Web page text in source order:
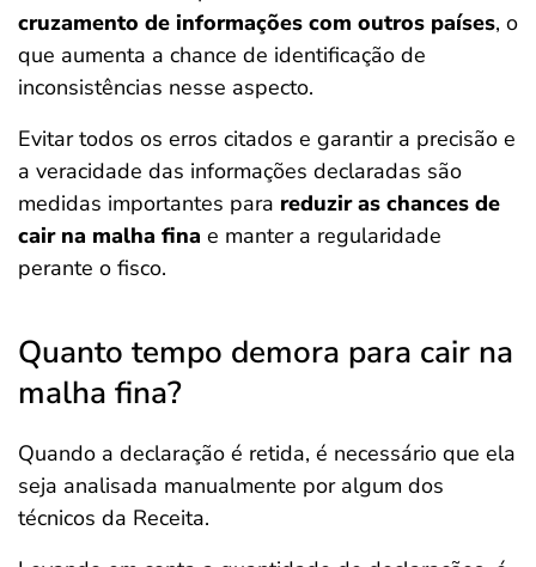
cruzamento de informações com outros países, o
que aumenta a chance de identificação de
inconsistências nesse aspecto.
Evitar todos os erros citados e garantir a precisão e
a veracidade das informações declaradas são
medidas importantes para reduzir as chances de
cair na malha fina e manter a regularidade
perante o fisco.
Quanto tempo demora para cair na
malha fina?
Quando a declaração é retida, é necessário que ela
seja analisada manualmente por algum dos
técnicos da Receita.